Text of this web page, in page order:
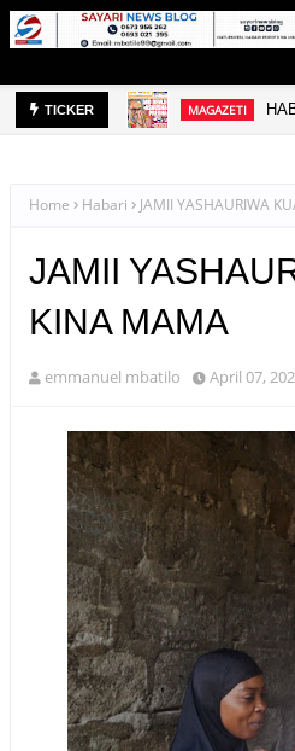
TICKER MAGAZETI
Home Habari JAMII YASHAURIWA
JAMII
KINA MAMA
emmanuel mbatilo April 07,